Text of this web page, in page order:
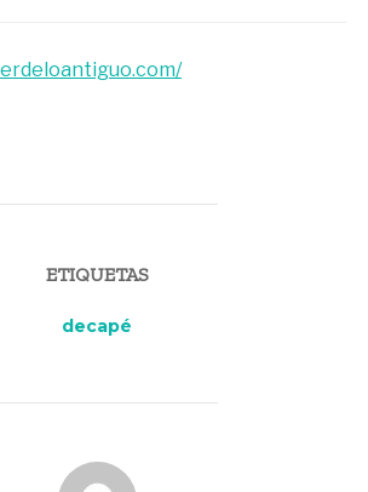
ETIQUETAS
decapé
DE LA PUBLICACIÓN